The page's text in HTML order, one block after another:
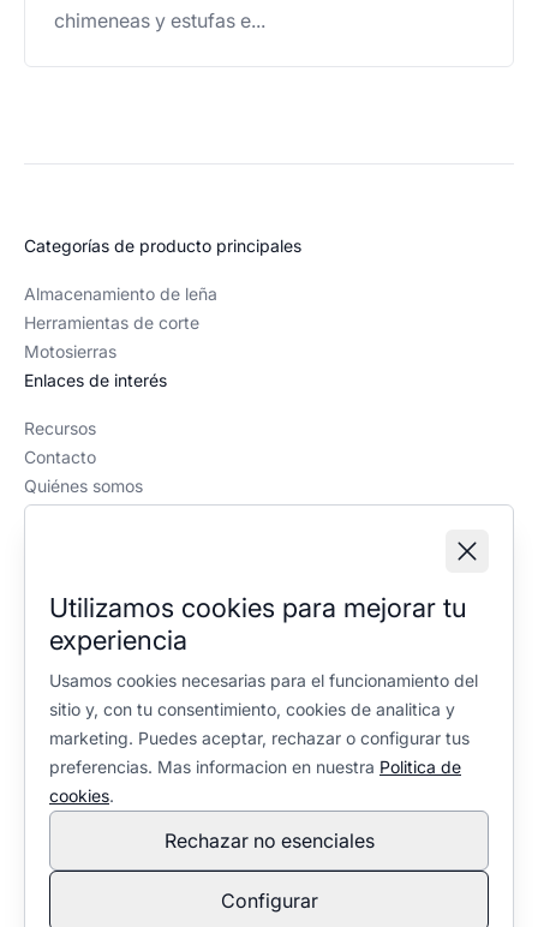
chimeneas y estufas e...
Utilizamos cookies para mejorar tu
experiencia
Usamos cookies necesarias para el funcionamiento del
sitio y, con tu consentimiento, cookies de analitica y
marketing. Puedes aceptar, rechazar o configurar tus
preferencias. Mas informacion en nuestra Politica de
cookies.
Rechazar no esenciales
Configurar
Categorías de producto principales
Almacenamiento de leña
Herramientas de corte
Motosierras
Enlaces de interés
Recursos
Contacto
Quiénes somos
Política editorial
Política de privacidad
Política de cookies
Configuración de cookies
En calidad de Afiliado de Amazon, obtengo ingresos por las
compras adscritas que cumplen los requisitos aplicables. No
condiciona la selección ni la valoración de los productos: